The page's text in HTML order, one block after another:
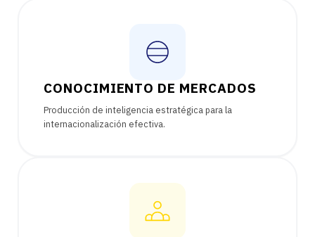
CONOCIMIENTO DE MERCADOS
Producción de inteligencia estratégica para la
internacionalización efectiva.